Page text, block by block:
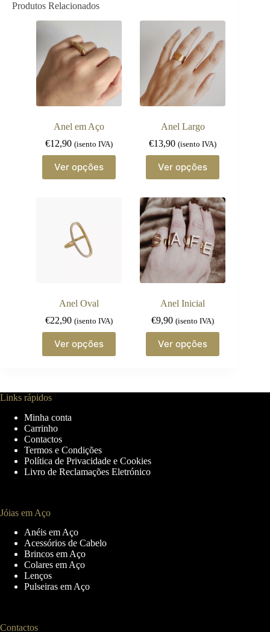
Produtos Relacionados
Anel em Aço
€12,90 (isento IVA)
Ver opções
product
has
options
may
be
chosen
page
Anel Largo
€13,90 (isento IVA)
Ver opções
product
has
variants.
The
options
may
be
chosen
on
page
Anel Oval
€22,90 (isento IVA)
Ver opções
product
has
The
on
the
product
page
Anel Inicial
€9,90 (isento IVA)
Ver opções
product
has
The
Links rápidos
Minha conta
Carrinho
Contactos
Termos e Condições
Política de Privacidade e Cookies
Livro de Reclamações Eletrónico
Jóias em Aço
Anéis em Aço
Acessórios de Cabelo
Brincos em Aço
Colares em Aço
Lenços
Pulseiras em Aço
Contactos